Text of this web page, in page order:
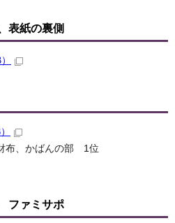
表紙の裏側
布、かばんの部 1位
ファミサポ